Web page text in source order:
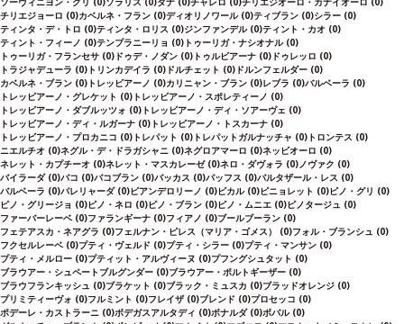
チリエジョーロ (0)カベルネ・フラン (0)ディオリノワール (0)ティブラン (0)シラー (0)
ティンタ・デ・トロ (0)ティンタ・ロリス (0)ジンファンデル (0)ティント・カオ (0)
ティント・フィーノ (0)テンプラニーリョ (0)トゥーリガ・ナシオナル (0)
トゥーリガ・フランセサ (0)ドゥデ・ノダン (0)トゥルビアーナ (0)ドゥレッロ (0)
トラジャデューラ (0)トリンカデイラ (0)ドルチェット (0)ドルンフェルダー (0)
カベルネ・ブラン (0)トレッビアーノ (0)カリニャン・ブラン (0)レブラ (0)バルベーラ (0)
トレッビアーノ・グレケット (0)トレッビアーノ・スポレティーノ (0)
トレッビアーノ・ダブルッツォ (0)トレッビアーノ・ディ・ソアーヴェ (0)
トレッビアーノ・ディ・ルガーナ (0)トレッビアーノ・トスカーナ (0)
トレッビアーノ・プロカニコ (0)トレパット (0)トレパットガルナッチャ (0)トロンテス (0)
ニエルチオ (0)ネグル・デ・ドラガシャニ (0)ネグロアマーロ (0)ネッビオーロ (0)
ネレット・カプチーオ (0)ネレット・マスカレーゼ (0)ネロ・ダヴォラ (0)ノヴァク (0)
バイラーダ (0)バコ (0)バコブラン (0)バッカス (0)バッフス (0)バルタザール・レス (0)
バルベーラ (0)パレリャーダ (0)ピアンデロリーノ (0)ビカル (0)ピニョレット (0)ピノ・グリ (0)
ピノ・グリージョ (0)ピノ・ネロ (0)ピノ・ブラン (0)ピノ・ムニエ (0)ピノタージュ (0)
ファーバーレーベ (0)ファランギーナ (0)フィアノ (0)ブールブーラン (0)
フェテアスカ・ネアグラ (0)フェルナン・ピレス（マリア・ゴメス） (0)フォル・ブランシュ (0)
フクセルレーベ (0)プティ・ヴェルド (0)プティ・シラー (0)プティ・マンサン (0)
プティ・メルロー (0)プティット・アルヴィーヌ (0)プフングシュタット (0)
ブラウアー・シュペートブルグンダー (0)ブラウアー・ポルトギーザー (0)
ブラウフランキッシュ (0)ブラケット (0)ブラック・ミュスカ (0)ブラッドオレンジ (0)
プリミティーヴォ (0)フルミント (0)フレイザ (0)ブレンド (0)プロセッコ (0)
ポデーレ・カストラーニ (0)ボデガスアルタディ (0)ボナルダ (0)ボバル (0)